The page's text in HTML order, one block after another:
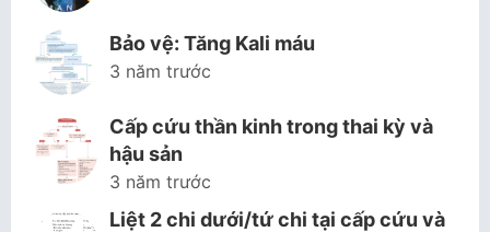
Bảo vệ: Tăng Kali máu
3 năm trước
Cấp cứu thần kinh trong thai kỳ và
hậu sản
3 năm trước
Liệt 2 chi dưới/tứ chi tại cấp cứu và